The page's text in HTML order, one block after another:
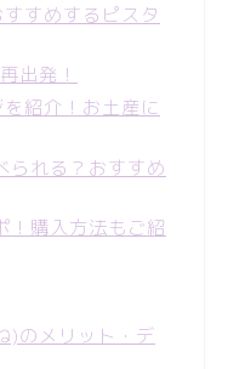
すめするピスタ
出発！
紹介！お土産に
られる？おすすめ
！購入方法もご紹
)のメリット・デ